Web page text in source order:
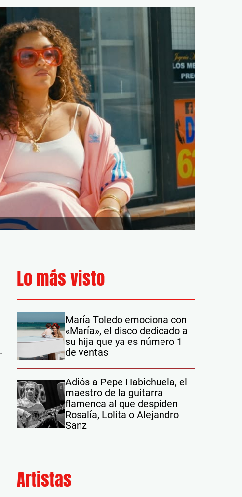
.
Lo más visto
María Toledo emociona con
«María», el disco dedicado a
su hija que ya es número 1
de ventas
Adiós a Pepe Habichuela, el
maestro de la guitarra
flamenca al que despiden
Rosalía, Lolita o Alejandro
Sanz
Artistas